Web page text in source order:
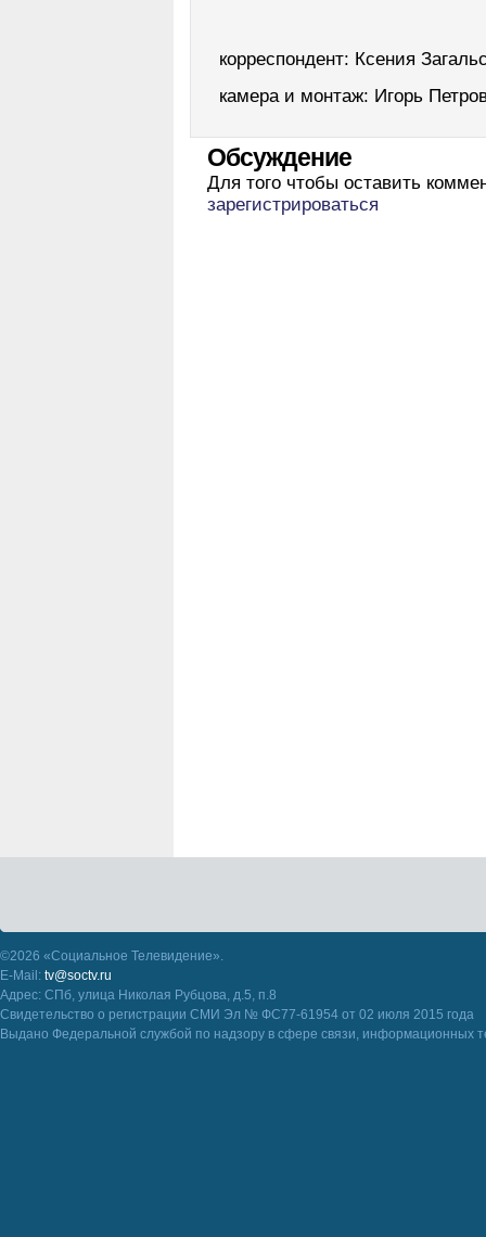
корреспондент: Ксения
камера и монтаж: Игорь
Обсуждение
Для того чтобы оставить
зарегистрироваться
©2026 «Социальное Телевидение».
E-Mail: tv@soctv.ru
Адрес: СПб, улица Николая Рубцова, д.5, п.8
Свидетельство о регистрации СМИ Эл № ФС77-61954 от 02 июля 2015 года
Выдано Федеральной службой по надзору в сфере связи, информационных